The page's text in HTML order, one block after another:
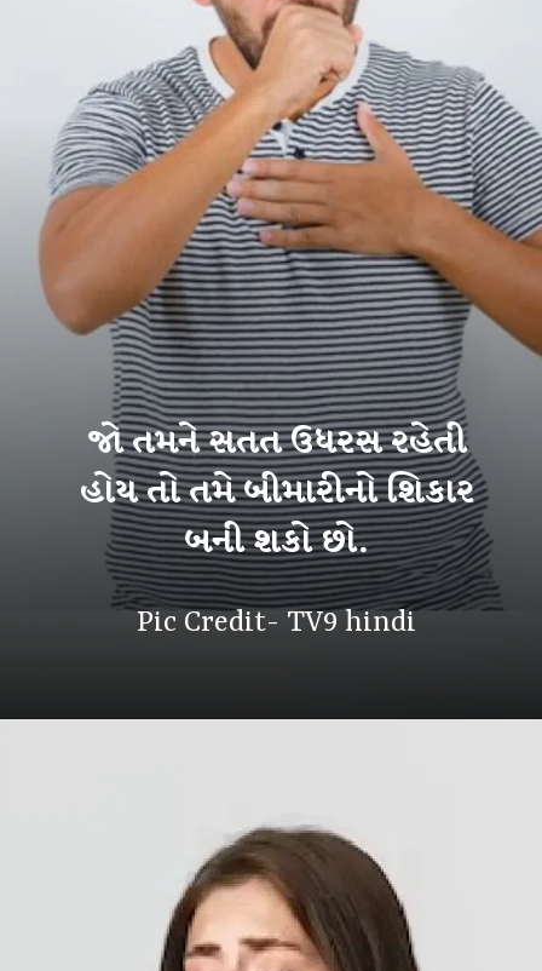
જો તમને સતત ઉધરસ રહેતી
હોય તો તમે બીમારીનો શિકાર
બની શકો છો.
Pic Credit- TV9 hindi